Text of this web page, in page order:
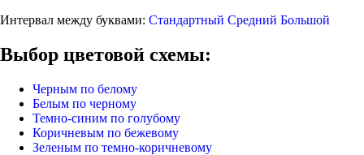
Интервал между буквами: Стандартный Средний Большой
Выбор цветовой схемы:
Черным по белому
Белым по черному
Темно-синим по голубому
Коричневым по бежевому
Зеленым по темно-коричневому